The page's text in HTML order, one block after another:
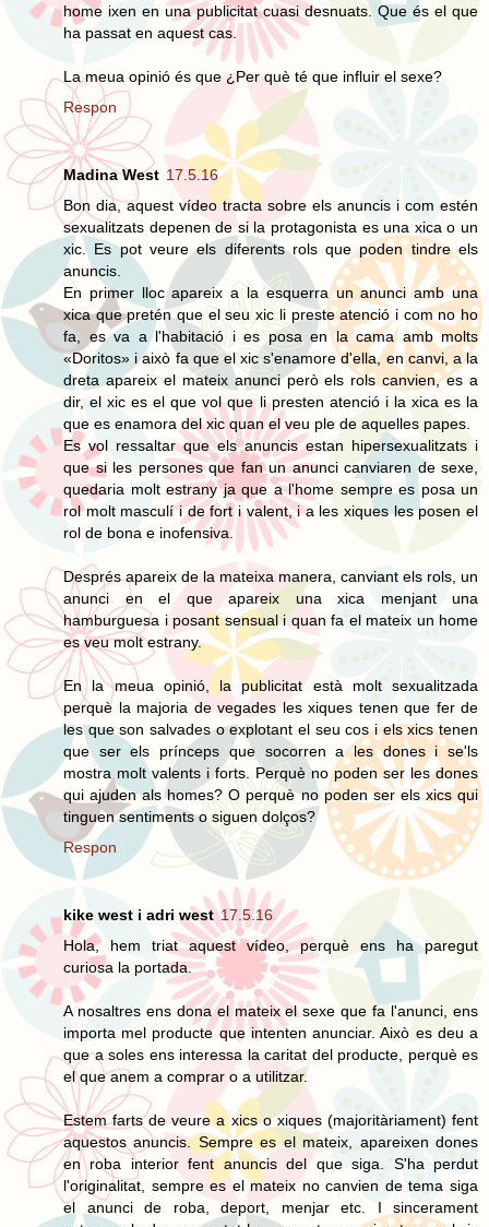
home ixen en una publicitat cuasi desnuats. Que és el que
ha passat en aquest cas.
La meua opinió és que ¿Per què té que influir el sexe?
Respon
Madina West 17.5.16
Bon dia, aquest vídeo tracta sobre els anuncis i com estén
sexualitzats depenen de si la protagonista es una xica o un
xic. Es pot veure els diferents rols que poden tindre els
anuncis.
En primer lloc apareix a la esquerra un anunci amb una
xica que pretén que el seu xic li preste atenció i com no ho
fa, es va a l'habitació i es posa en la cama amb molts
«Doritos» i això fa que el xic s'enamore d'ella, en canvi, a la
dreta apareix el mateix anunci però els rols canvien, es a
dir, el xic es el que vol que li presten atenció i la xica es la
que es enamora del xic quan el veu ple de aquelles papes.
Es vol ressaltar que els anuncis estan hipersexualitzats i
que si les persones que fan un anunci canviaren de sexe,
quedaria molt estrany ja que a l'home sempre es posa un
rol molt masculí i de fort i valent, i a les xiques les posen el
rol de bona e inofensiva.
Després apareix de la mateixa manera, canviant els rols, un
anunci en el que apareix una xica menjant una
hamburguesa i posant sensual i quan fa el mateix un home
es veu molt estrany.
En la meua opinió, la publicitat està molt sexualitzada
perquè la majoria de vegades les xiques tenen que fer de
les que son salvades o explotant el seu cos i els xics tenen
que ser els prínceps que socorren a les dones i se'ls
mostra molt valents i forts. Perquè no poden ser les dones
qui ajuden als homes? O perquè no poden ser els xics qui
tinguen sentiments o siguen dolços?
Respon
kike west i adri west 17.5.16
Hola, hem triat aquest vídeo, perquè ens ha paregut
curiosa la portada.
A nosaltres ens dona el mateix el sexe que fa l'anunci, ens
importa mel producte que intenten anunciar. Això es deu a
que a soles ens interessa la caritat del producte, perquè es
el que anem a comprar o a utilitzar.
Estem farts de veure a xics o xiques (majoritàriament) fent
aquestos anuncis. Sempre es el mateix, apareixen dones
en roba interior fent anuncis del que siga. S'ha perdut
l'originalitat, sempre es el mateix no canvien de tema siga
el anunci de roba, deport, menjar etc. I sincerament